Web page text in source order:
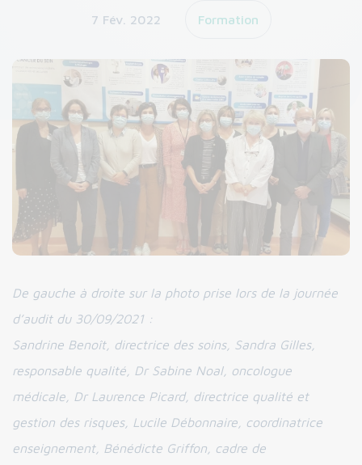
7 Fév. 2022 Formation
De gauche à droite sur la photo prise lors de la journée
d’audit du 30/09/2021 :
Sandrine Benoît, directrice des soins, Sandra Gilles,
responsable qualité, Dr Sabine Noal, oncologue
médicale, Dr Laurence Picard, directrice qualité et
gestion des risques, Lucile Débonnaire, coordinatrice
enseignement, Bénédicte Griffon, cadre de